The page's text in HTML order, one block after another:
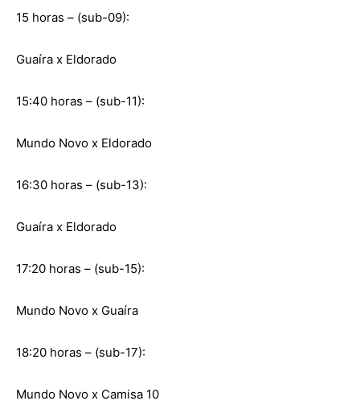
15 horas – (sub-09):
Guaíra x Eldorado
15:40 horas – (sub-11):
Mundo Novo x Eldorado
16:30 horas – (sub-13):
Guaíra x Eldorado
17:20 horas – (sub-15):
Mundo Novo x Guaíra
18:20 horas – (sub-17):
Mundo Novo x Camisa 10